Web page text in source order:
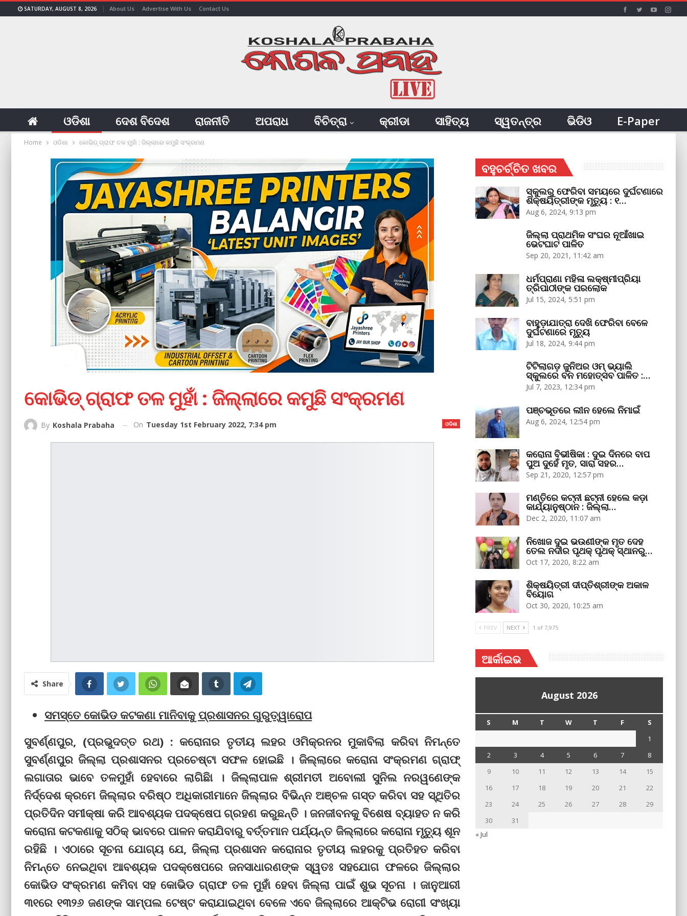
SATURDAY, AUGUST 8, 2026 About Us Advertise With Us Contact Us
ଓଡିଶା ଦେଶ ବିଦେଶ ରାଜନୀତି ଅପରାଧ ବିଚିତ୍ରା କ୍ରୀଡା ସାହିତ୍ୟ ସ୍ୱତନ୍ତ୍ର ଭିଡିଓ E-Paper
Home ଓଡିଶା କୋଭିଡ୍‌ ଗ୍ରାଫ ତଳ ମୁହାଁ : ଜିଲ୍ଲାରେ କମୁଛି ସଂକ୍ରମଣ
କୋଭିଡ୍‌ ଗ୍ରାଫ ତଳ ମୁହାଁ : ଜିଲ୍ଲାରେ କମୁଛି ସଂକ୍ରମଣ
ଓଡିଶା
By Koshala Prabaha On Tuesday 1st February 2022, 7:34 pm
Share
ସମସ୍ତେ କୋଭିଡ କଟକଣା ମାନିବାକୁ ପ୍ରଶାସନର ଗୁରୁତ୍ୱାରୋପ
ସୁବର୍ଣ୍ଣପୁର, (ପ୍ରଭୁଦତ୍ତ ରଥ) : କରୋନାର ତୃତୀୟ ଲହର ଓମିକ୍ରନର ମୁକାବିଲା କରିବା ନିମନ୍ତେ
ସୁବର୍ଣ୍ଣପୁର ଜିଲ୍ଲା ପ୍ରଶାସନର ପ୍ରଚେଷ୍ଟା ସଫଳ ହୋଇଛି । ଜିଲ୍ଲାରେ କରୋନା ସଂକ୍ରମଣ ଗ୍ରାଫ୍
ଲଗାତାର ଭାବେ ତଳମୁହାଁ ହେବାରେ ଲାଗିଛିା । ଜିଲ୍ଲାପାଳ ଶ୍ରୀମତୀ ଅବୋଲୀ ସୁନିଲ ନରୱଣେଙ୍କ
ନିର୍ଦ୍ଦେଶ କ୍ରମେ ଜିଲ୍ଲାର ବରିଷ୍ଠ ଅଧିକାରୀମାନେ ଜିଲ୍ଲାର ବିଭିନ୍ନ ଅଞ୍ଚଳ ଗସ୍ତ କରିବା ସହ ସ୍ଥିତିର
ପ୍ରତିଦିନ ସମୀକ୍ଷା କରି ଆବଶ୍ୟକ ପଦକ୍ଷେପ ଗ୍ରହଣ କରୁଛନ୍ତି । ଜନଜୀବନକୁ ବିଶେଷ ବ୍ୟାହତ ନ କରି
କରୋନା କଟକଣାକୁ ସଠିକ୍ ଭାବରେ ପାଳନ କରାଯିବାରୁ ବର୍ତ୍ତମାନ ପର୍ଯ୍ୟନ୍ତ ଜିଲ୍ଲାରେ କରୋନା ମୃତ୍ୟୁ ଶୂନ
ରହିଛି । ଏଠାରେ ସୂଚନା ଯୋଗ୍ୟ ଯେ, ଜିଲ୍ଲା ପ୍ରଶାସନ କରୋନାର ତୃତୀୟ ଲହରକୁ ପ୍ରତିହତ କରିବା
ନିମନ୍ତେ ନେଇଥିବା ଆବଶ୍ୟକ ପଦକ୍ଷେପରେ ଜନସାଧାରଣଙ୍କ ସ୍ୱତଃ ସହଯୋଗ ଫଳରେ ଜିଲ୍ଲାର
କୋଭିଡ ସଂକ୍ରମଣ କମିବା ସହ କୋଭିଡ ଗ୍ରାଫ ତଳ ମୁହାଁ ହେବା ଜିଲ୍ଲା ପାଇଁ ଶୁଭ ସୂଚନା । ଜାନୁଆରୀ
୩୧ରେ ୧୩୨୬ ଜଣଙ୍କ ସାମ୍ପଲ ଟେଷ୍ଟ କରାଯାଇଥିବା ବେଳେ ଏବେ ଜିଲ୍ଲାରେ ଆକ୍ଟିଭ ରୋଗୀ ସଂଖ୍ୟା
ବହୁଚର୍ଚ୍ଚିତ ଖବର
ସ୍କୁଲରୁ ଫେରିବା ସମୟରେ ଦୁର୍ଘଟଣାରେ
ଶିକ୍ଷୟିତ୍ରୀଙ୍କ ମୃତ୍ୟୁ : ୧…
Aug 6, 2024, 9:13 pm
ଜିଲ୍ଲା ପ୍ରାଥମିକ ସଂଘର ନୂଆଁଖାଇ
ଭେଟଘାଟ ପାଳିତ
Sep 20, 2021, 11:42 am
ଧର୍ମପ୍ରାଣା ମହିଳା ଲକ୍ଷ୍ମୀପ୍ରିୟା
ତ୍ରିପାଠୀଙ୍କ ପରଲୋକ
Jul 15, 2024, 5:51 pm
ବାହୁଡ଼ାଯାତ୍ରା ଦେଖି ଫେରିବା ବେଳେ
ଦୁର୍ଘଟଣାରେ ମୃତ୍ୟୁ
Jul 18, 2024, 9:44 pm
ଟିଟିଲାଗଡ଼ ଜୁନିଅର ଓମ୍‌ ଭ୍ୟାଲି
ସ୍କୁଲରେ ବନ ମହୋତ୍ସବ ପାଳିତ :…
Jul 7, 2023, 12:34 pm
ପଞ୍ଚଭୂତରେ ଲୀନ ହେଲେ ନିମାଇଁ
Aug 6, 2024, 12:54 pm
କରୋନା ବିଭୀଷିକା : ଦୁଇ ଦିନରେ ବାପ
ପୁଅ ଦୁହେଁ ମୃତ, ସାରା ସହର…
Sep 21, 2020, 12:57 pm
ମଣ୍ତିରେ କଟ୍‌ନୀ ଛଟ୍‌ନୀ ହେଲେ କଡ଼ା
କାର୍ଯ୍ୟାନୁଷ୍ଠାନ : ଜିଲ୍ଲା…
Dec 2, 2020, 11:07 am
ନିଖୋଜ ଦୁଇ ଭଉଣୀଙ୍କ ମୃତ ଦେହ
ତେଲ ନଦୀର ପୃଥକ୍‌ ପୃଥକ୍‌ ସ୍ଥାନରୁ…
Oct 17, 2020, 8:22 am
ଶିକ୍ଷୟିତ୍ରୀ ଦୀପ୍ତିଶ୍ରୀଙ୍କ ଅକାଳ
ବିୟୋଗ
Oct 30, 2020, 10:25 am
PREV NEXT 1 of 7,975
ଆର୍କାଇଭ
August 2026
S M T W T F
S
1
2
3 4 5 6 7
8
9
10 11 12 13 14
15
16
17 18 19 20 21
22
23
24 25 26 27 28
29
30
31
« Jul